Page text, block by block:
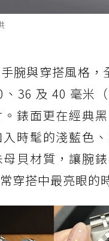
腕與穿搭風格，
、36 及 40 毫米
錶面更在經典
時髦的淺藍色
貝材質，讓腕
穿搭中最亮眼的